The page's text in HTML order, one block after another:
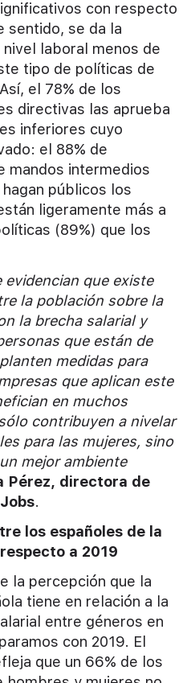
con respecto
sentido, se da la
laboral menos de
tipo de políticas de
el 78% de los
directivas las aprueba
inferiores cuyo
el 88% de
mandos intermedios
públicos los
ligeramente más a
(89%) que los
que existe
la población sobre la
la brecha salarial y
que están de
medidas para
que aplican este
en muchos
contribuyen a nivelar
para las mujeres, sino
mejor ambiente
Pérez, directora de
.
los españoles de la
a 2019
la percepción que la
tiene en relación a la
entre géneros en
con 2019. El
que un 66% de los